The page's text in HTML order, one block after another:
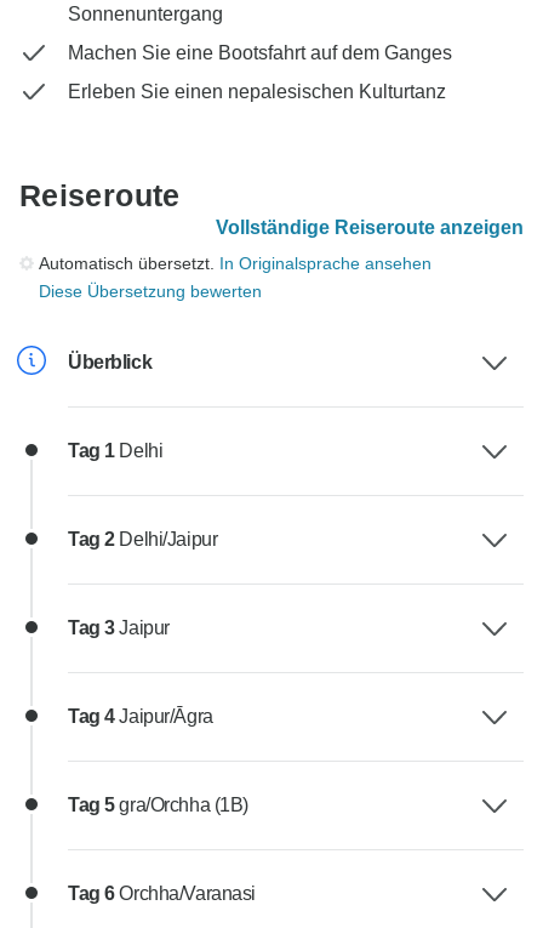
Sonnenuntergang
Machen Sie eine Bootsfahrt auf dem Ganges
Erleben Sie einen nepalesischen Kulturtanz
Reiseroute
Vollständige Reiseroute anzeigen
Automatisch übersetzt. In Originalsprache ansehen
Diese Übersetzung bewerten
Überblick
Tag 1 Delhi
Tag 2 Delhi/Jaipur
Tag 3Jaipur
Tag 4Jaipur/Āgra
Tag 5gra/Orchha (1B)
Tag 6Orchha/Varanasi